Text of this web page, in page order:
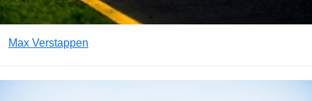
Max Verstappen